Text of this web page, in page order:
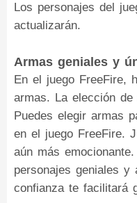
Los personajes del
actualizarán.
Armas geniales y
En el juego FreeFire,
armas. La elección
Puedes elegir armas
en el juego FreeFire.
aún más
personajes geniales y
confianza te facilitará